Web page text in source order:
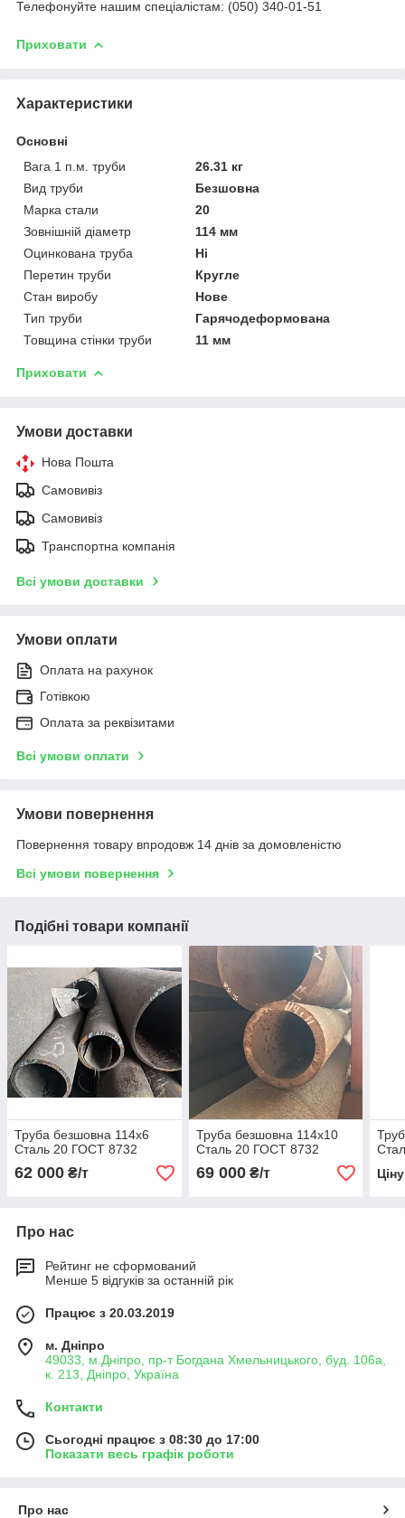
Телефонуйте нашим спеціалістам: (050) 340-01-51
Приховати
Характеристики
Основні
Вага 1 п.м. труби
26.31 кг
Вид труби
Безшовна
Марка стали
20
Зовнішній діаметр
114 мм
Оцинкована труба
Ні
Перетин труби
Кругле
Стан виробу
Нове
Тип труби
Гарячодеформована
Товщина стінки труби
11 мм
Приховати
Умови доставки
Нова Пошта
Самовивіз
Самовивіз
Транспортна компанія
Всі умови доставки
Умови оплати
Оплата на рахунок
Готівкою
Оплата за реквізитами
Всі умови оплати
Умови повернення
Повернення товару впродовж 14 днів за домовленістю
Всі умови повернення
Подібні товари компанії
Труба безшовна 114х6
Сталь 20 ГОСТ 8732
62 000 ₴/т
Труба безшовна 114х10
Сталь 20 ГОСТ 8732
69 000₴/т
Про нас
Рейтинг не сформований
Менше 5 відгуків за останній рік
Працює з 20.03.2019
м. Дніпро
49033, м.Дніпро, пр-т Богдана Хмельницького, буд. 106а,
к. 213, Дніпро, Україна
Контакти
Сьогодні працює з 08:30 до 17:00
Показати весь графік роботи
Про нас